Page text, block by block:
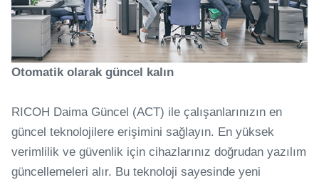
Otomatik olarak güncel kalın
RICOH Daima Güncel (ACT) ile çalışanlarınızın en
güncel teknolojilere erişimini sağlayın. En yüksek
verimlilik ve güvenlik için cihazlarınız doğrudan yazılım
güncellemeleri alır. Bu teknoloji sayesinde yeni